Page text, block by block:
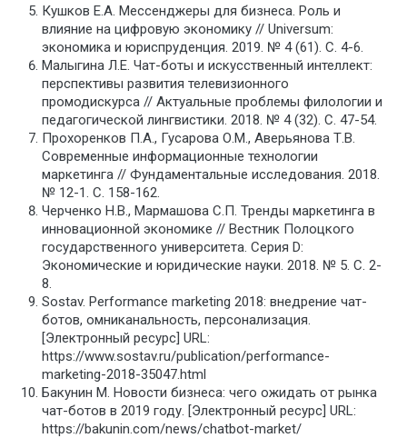
Кушков Е.А. Мессенджеры для бизнеса. Роль и
влияние на цифровую экономику // Universum:
экономика и юриспруденция. 2019. № 4 (61). С. 4-6.
Малыгина Л.Е. Чат-боты и искусственный интеллект:
перспективы развития телевизионного
промодискурса // Актуальные проблемы филологии и
педагогической лингвистики. 2018. № 4 (32). С. 47-54.
Прохоренков П.А., Гусарова О.М., Аверьянова Т.В.
Современные информационные технологии
маркетинга // Фундаментальные исследования. 2018.
№ 12-1. С. 158-162.
Черченко Н.В., Мармашова С.П. Тренды маркетинга в
инновационной экономике // Вестник Полоцкого
государственного университета. Серия D:
Экономические и юридические науки. 2018. № 5. С. 2-
8.
Sostav. Performance marketing 2018: внедрение чат-
ботов, омниканальность, персонализация.
[Электронный ресурс] URL:
https://www.sostav.ru/publication/performance-
marketing-2018-35047.html
Бакунин М. Новости бизнеса: чего ожидать от рынка
чат-ботов в 2019 году. [Электронный ресурс] URL:
https://bakunin.com/news/chatbot-market/